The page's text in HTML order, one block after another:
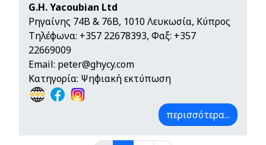
G.H. Yacoubian Ltd
Ρηγαίνης 74Β & 76Β, 1010 Λευκωσία, Κύπρος
Τηλέφωνα: +357 22678393, Φαξ: +357
22669009
Email: peter@ghycy.com
Κατηγορία: Ψηφιακή εκτύπωση
περισσότερα...